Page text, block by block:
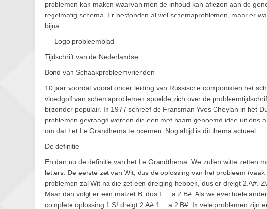
problemen kan maken waarvan men de inhoud kan aflezen aan de
regelmatig schema. Er bestonden al wel schemaproblemen, maar er
bijna
Logo probleemblad
Tijdschrift van de Nederlandse
Bond van Schaakprobleemvrienden
10 jaar voordat vooral onder leiding van Russische componisten het
vloedgolf van schemaproblemen spoelde zich over de
bijzonder populair. In 1977 schreef de Fransman Yves Cheylan in het
problemen gevraagd werden die een met naam genoemd idee uit ons
om dat het Le Grandhema te noemen. Nog altijd is dit thema actueel.
De definitie
En dan nu de definitie van het Le Grandthema. We zullen witte zetten
letters. De eerste zet van Wit, dus de oplossing van het probleem
problemen zal Wit na die zet een dreiging hebben, dus er dreigt 2.A#.
Maar dan volgt er een matzet B, dus 1… a 2.B#. Als we eventuele
complete oplossing 1.S! dreigt 2.A# 1… a 2.B#. In vele problemen zijn